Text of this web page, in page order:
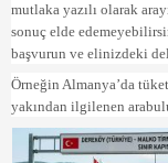
mutlaka yazılı olarak
sonuç elde
başvurun ve elinizdeki
Örneğin Almanya’da
yakından ilgilenen